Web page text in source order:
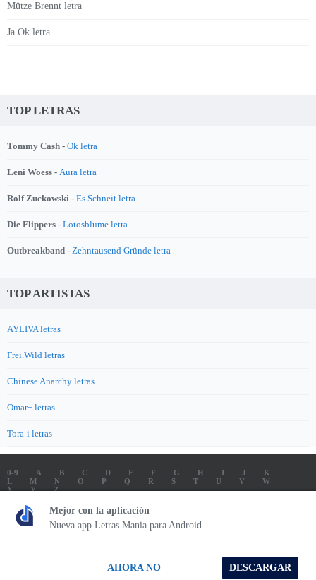
Mütze Brennt letra
Ja Ok letra
TOP LETRAS
Tommy Cash - Ok letra
Leni Woess - Aura letra
Rolf Zuckowski - Es Schneit letra
Die Flippers - Lotosblume letra
Outbreakband - Zehntausend Gründe letra
TOP ARTISTAS
AYLIVA letras
Frei.Wild letras
Chinese Anarchy letras
Omar+ letras
Tora-i letras
0-9 A B C D E F G H I J
K
L
M N O P Q R S T U V
W
X
Y
Z
LETRAS
SOUNDTRACK LETRAS
TOP 100 LETRAS
ENVIA LETRAS
Letrasmania.com - Copyright © 2026 - All Rights Reserved
Mejor con la aplicación
Nueva app Letras Mania para Android
DESCARGAR
AHORA NO